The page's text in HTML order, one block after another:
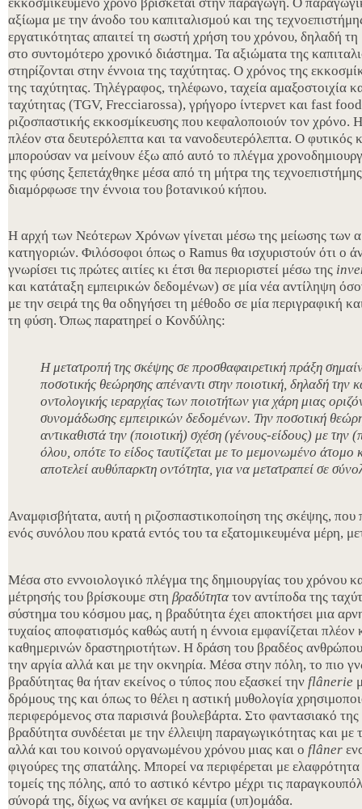
αξίωμα με την άνοδο του καπιταλισμού και της
εργατικότητας απαιτεί τη σωστή χρήση του χρόνου, δηλαδή
στο συντομότερο χρονικό διάστημα. Τα αξιώματα της
στηρίζονται στην έννοια της ταχύτητας. Ο χρόνος της
της ταχύτητας. Τηλέγραφος, τηλέφωνο, ταχεία αμαξοστοιχία
ταχύτητας (TGV, Frecciarossa), γρήγορο ίντερνετ και fast
ριζοσπαστικής εκκοσμίκευσης που κεφαλοποιούν τον χρόνο.
πλέον στα δευτερόλεπτα και τα νανοδευτερόλεπτα. Ο φυτικός
μπορούσαν να μείνουν έξω από αυτό το πλέγμα
της φύσης ξεπετάχθηκε μέσα από τη μήτρα της
διαμόρφωσε την έννοια του βοτανικού κήπου.
Η αρχή των Νεότερων Χρόνων γίνεται μέσω της μείωσης των
κατηγοριών. Φιλόσοφοι όπως ο Ramus θα ισχυριστούν ότι ο
γνωρίσει τις πρώτες αιτίες κι έτσι θα περιοριστεί μέσω της
και κατάταξη εμπειρικών δεδομένων) σε μία νέα αντίληψη
με την σειρά της θα οδηγήσει τη μέθοδο σε μία περιγραφική
τη φύση. Όπως παρατηρεί ο Κονδύλης:
Η μετατροπή της σκέψης σε προσθαφαιρετική πράξη
ποσοτικής θεώρησης απέναντι στην ποιοτική, δηλαδή την
οντολογικής ιεραρχίας των ποιοτήτων για χάρη μιας
συνομάδωσης εμπειρικών δεδομένων. Την ποσοτική
αντικαθιστά την (ποιοτική) σχέση (γένους-είδους) με την
όλου, οπότε το είδος ταυτίζεται με το μεμονωμένο άτομο
αποτελεί αυθύπαρκτη οντότητα, για να μετατραπεί σε
Αναμφισβήτατα, αυτή η ριζοσπαστικοποίηση της σκέψης, που
ενός συνόλου που κρατά εντός του τα εξατομικευμένα μέρη,
Μέσα στο εννοιολογικό πλέγμα της δημιουργίας του χρόνου
μέτρησής του βρίσκουμε στη βραδύτητα τον αντίποδα της
σύστημα του κόσμου μας, η βραδύτητα έχει αποκτήσει μια
τυχαίος αποφατισμός καθώς αυτή η έννοια εμφανίζεται πλέον
καθημερινών δραστηριοτήτων. Η δράση του βραδέος ανθρώπου
την αργία αλλά και με την οκνηρία. Μέσα στην πόλη, το πιο
βραδύτητας θα ήταν εκείνος ο τύπος που εξασκεί την flânerie
δρόμους της και όπως το θέλει η αστική μυθολογία
περιφερόμενος στα παρισινά βουλεβάρτα. Στο φαντασιακό
βραδύτητα συνδέεται με την έλλειψη παραγωγικότητας και
αλλά και του κοινού οργανωμένου χρόνου μιας και ο flâner
φιγούρες της σπατάλης. Μπορεί να περιφέρεται με
τομείς της πόλης, από το αστικό κέντρο μέχρι τις
σύνορά της, δίχως να ανήκει σε καμμία (υπ)ομάδα.